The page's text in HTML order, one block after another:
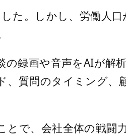
た。しかし、労働人口
録画や音声をAIが解
質問のタイミング、
で、会社全体の戦闘